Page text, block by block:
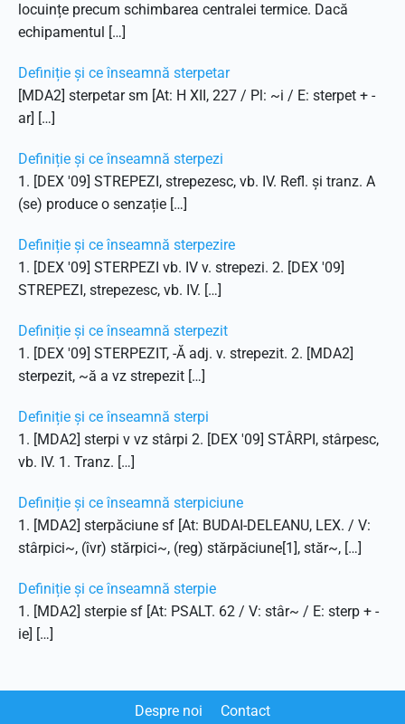
locuințe precum schimbarea centralei termice. Dacă
echipamentul […]
Definiție și ce înseamnă sterpetar
[MDA2] sterpetar sm [At: H XII, 227 / Pl: ~i / E: sterpet + -
ar] […]
Definiție și ce înseamnă sterpezi
1. [DEX '09] STREPEZI, strepezesc, vb. IV. Refl. și tranz. A
(se) produce o senzație […]
Definiție și ce înseamnă sterpezire
1. [DEX '09] STERPEZI vb. IV v. strepezi. 2. [DEX '09]
STREPEZI, strepezesc, vb. IV. […]
Definiție și ce înseamnă sterpezit
1. [DEX '09] STERPEZIT, -Ă adj. v. strepezit. 2. [MDA2]
sterpezit, ~ă a vz strepezit […]
Definiție și ce înseamnă sterpi
1. [MDA2] sterpi v vz stârpi 2. [DEX '09] STÂRPI, stârpesc,
vb. IV. 1. Tranz. […]
Definiție și ce înseamnă sterpiciune
1. [MDA2] sterpăciune sf [At: BUDAI-DELEANU, LEX. / V:
stârpici~, (îvr) stărpici~, (reg) stărpăciune[1], stăr~, […]
Definiție și ce înseamnă sterpie
1. [MDA2] sterpie sf [At: PSALT. 62 / V: stâr~ / E: sterp + -
ie] […]
Despre noi Contact